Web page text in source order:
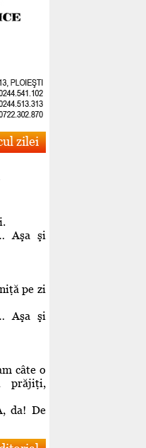
zilei
Aşa şi
pe zi
Aşa şi
câte o
prăjiţi,
da! De